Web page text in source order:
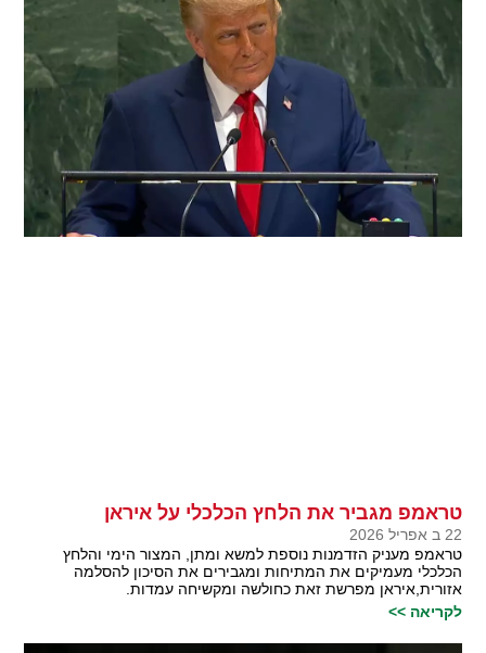
טראמפ מגביר את הלחץ הכלכלי על איראן
22 ב אפריל 2026
טראמפ מעניק הזדמנות נוספת למשא ומתן, המצור הימי והלחץ
הכלכלי מעמיקים את המתיחות ומגבירים את הסיכון להסלמה
אזורית,איראן מפרשת זאת כחולשה ומקשיחה עמדות.
לקריאה >>